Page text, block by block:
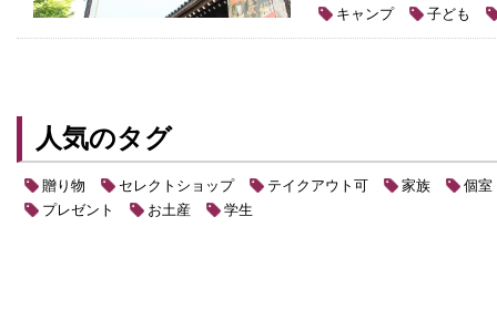
キャンプ 子ども
人気のタグ
贈り物 セレクトショップ テイクアウト可 家族
個室
プレゼント
お土産 学生